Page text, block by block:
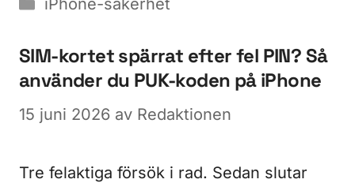
iPhone-säkerhet
SIM-kortet spärrat efter fel PIN? Så
använder du PUK-koden på iPhone
15 juni 2026 av Redaktionen
Tre felaktiga försök i rad. Sedan slutar